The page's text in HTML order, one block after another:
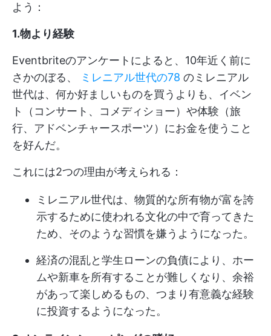
よう：
1.物より経験
Eventbriteのアンケートによると、10年近く前に
さかのぼる、
ミレニアル世代の78 のミレニアル
世代は、何か好ましいものを買うよりも、イベン
ト（コンサート、コメディショー）や体験（旅
行、アドベンチャースポーツ）にお金を使うこと
を好んだ。
これには2つの理由が考えられる：
ミレニアル世代は、物質的な所有物が富を誇
示するために使われる文化の中で育ってきた
ため、そのような習慣を嫌うようになった。
経済の混乱と学生ローンの負債により、ホー
ムや新車を所有することが難しくなり、余裕
があって楽しめるもの、つまり有意義な経験
に投資するようになった。